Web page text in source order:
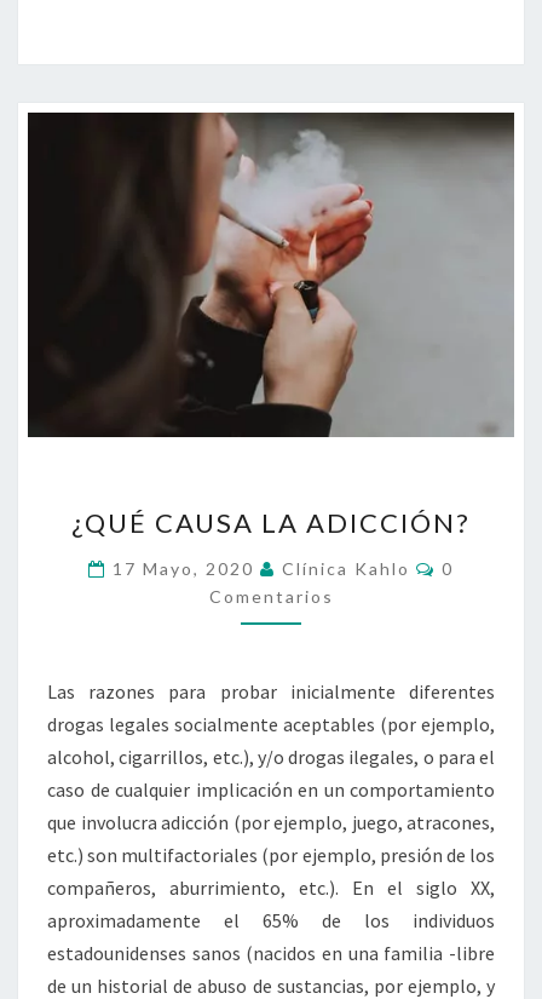
CAUSA
ADICCIÓN?
¿QUÉ CAUSA LA ADICCIÓN?
17 Mayo, 2020 Clínica Kahlo
0
Comentarios
Las razones para probar inicialmente diferentes
drogas legales socialmente aceptables (por ejemplo,
alcohol, cigarrillos, etc.), y/o drogas ilegales, o para el
caso de cualquier implicación en un comportamiento
que involucra adicción (por ejemplo, juego, atracones,
etc.) son multifactoriales (por ejemplo, presión de los
compañeros, aburrimiento, etc.). En el siglo XX,
aproximadamente el 65% de los individuos
estadounidenses sanos (nacidos en una familia -libre
de un historial de abuso de sustancias, por ejemplo, y